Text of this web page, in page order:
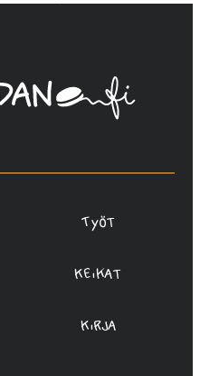
Työt
Keikat
Kirja